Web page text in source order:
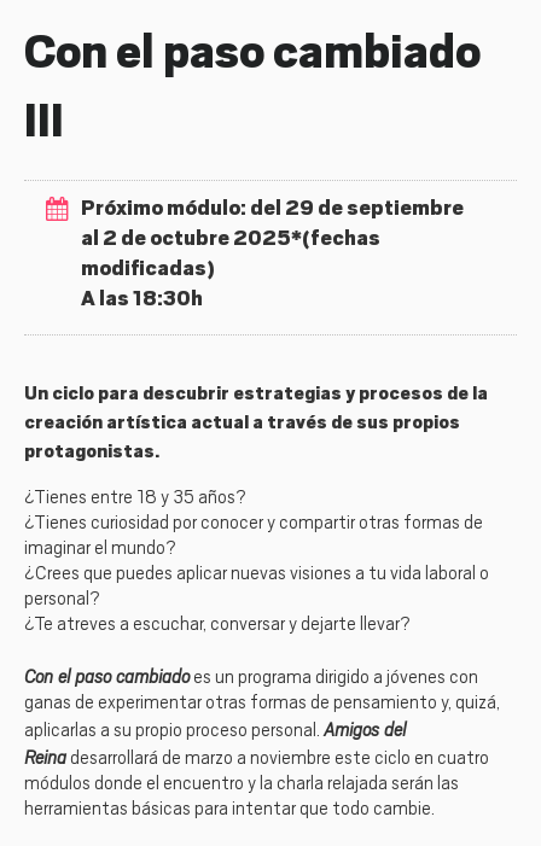
Con el paso cambiado
III
Próximo módulo: del 29 de septiembre
al 2 de octubre 2025*(fechas
modificadas)
A las 18:30h
Un ciclo para descubrir estrategias y procesos de la
creación artística actual a través de sus propios
protagonistas.
¿Tienes entre 18 y 35 años?
¿Tienes curiosidad por conocer y compartir otras formas de
imaginar el mundo?
¿Crees que puedes aplicar nuevas visiones a tu vida laboral o
personal?
¿Te atreves a escuchar, conversar y dejarte llevar?
Con el paso cambiadoes un programa dirigido a jóvenes con
ganas de experimentar otras formas de pensamiento y, quizá,
aplicarlas a su propio proceso personal.Amigos del
Reina desarrollará de marzo a noviembre este ciclo en cuatro
módulos donde el encuentro y la charla relajada serán las
herramientas básicas para intentar que todo cambie.